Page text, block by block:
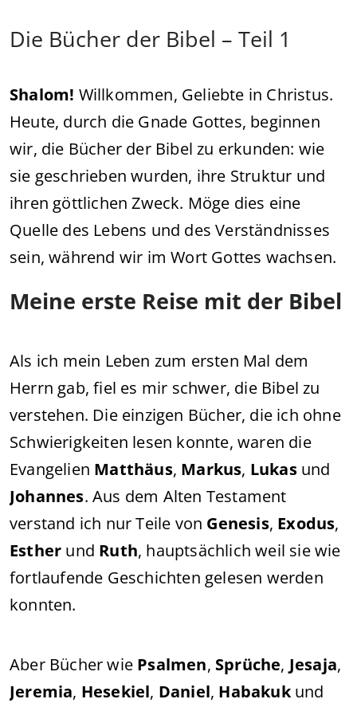
Die Bücher der Bibel – Teil 1
Shalom! Willkommen, Geliebte in Christus.
Heute, durch die Gnade Gottes, beginnen
wir, die Bücher der Bibel zu erkunden: wie
sie geschrieben wurden, ihre Struktur und
ihren göttlichen Zweck. Möge dies eine
Quelle des Lebens und des Verständnisses
sein, während wir im Wort Gottes wachsen.
Meine erste Reise mit der Bibel
Als ich mein Leben zum ersten Mal dem
Herrn gab, fiel es mir schwer, die Bibel zu
verstehen. Die einzigen Bücher, die ich ohne
Schwierigkeiten lesen konnte, waren die
Evangelien Matthäus, Markus, Lukasund
Johannes. Aus dem Alten Testament
verstand ich nur Teile von Genesis, Exodus,
Esther und Ruth, hauptsächlich weil sie wie
fortlaufende Geschichten gelesen werden
konnten.
Aber Bücher wie Psalmen, Sprüche, Jesaja,
Jeremia, Hesekiel, Daniel, Habakukund